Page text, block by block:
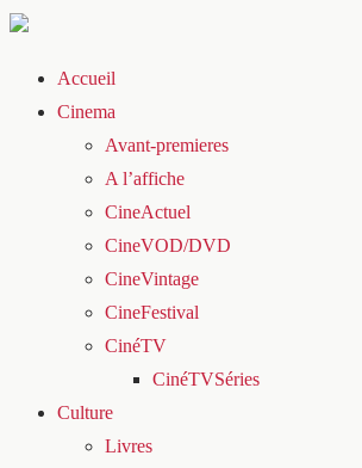
Accueil
Cinema
Avant-premieres
A l’affiche
CineActuel
CineVOD/DVD
CineVintage
CineFestival
CinéTV
CinéTVSéries
Culture
Livres